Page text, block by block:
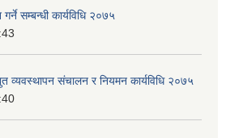
सम्बन्धी कार्यविधि २०७५
व्यवस्थापन संचालन र नियमन कार्यविधि २०७५